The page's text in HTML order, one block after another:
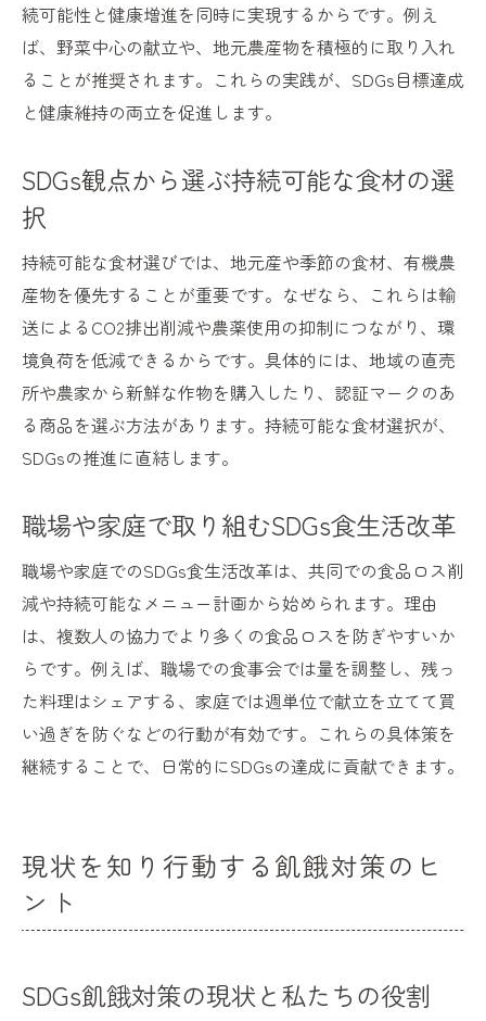
続可能性と健康増進を同時に実現するからです。例え
ば、野菜中心の献立や、地元農産物を積極的に取り入れ
ることが推奨されます。これらの実践が、SDGs目標達成
と健康維持の両立を促進します。
SDGs観点から選ぶ持続可能な食材の選
択
持続可能な食材選びでは、地元産や季節の食材、有機農
産物を優先することが重要です。なぜなら、これらは輸
送によるCO2排出削減や農薬使用の抑制につながり、環
境負荷を低減できるからです。具体的には、地域の直売
所や農家から新鮮な作物を購入したり、認証マークのあ
る商品を選ぶ方法があります。持続可能な食材選択が、
SDGsの推進に直結します。
職場や家庭で取り組むSDGs食生活改革
職場や家庭でのSDGs食生活改革は、共同での食品ロス削
減や持続可能なメニュー計画から始められます。理由
は、複数人の協力でより多くの食品ロスを防ぎやすいか
らです。例えば、職場での食事会では量を調整し、残っ
た料理はシェアする、家庭では週単位で献立を立てて買
い過ぎを防ぐなどの行動が有効です。これらの具体策を
継続することで、日常的にSDGsの達成に貢献できます。
現状を知り行動する飢餓対策のヒ
ント
SDGs飢餓対策の現状と私たちの役割